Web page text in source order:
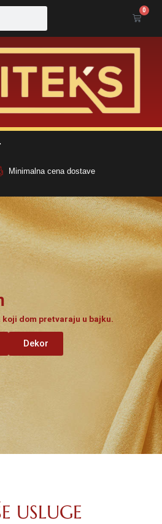
0
Cart
Minimalna cena dostave
dom pretvaraju u bajku.
Dekor
USLUGE